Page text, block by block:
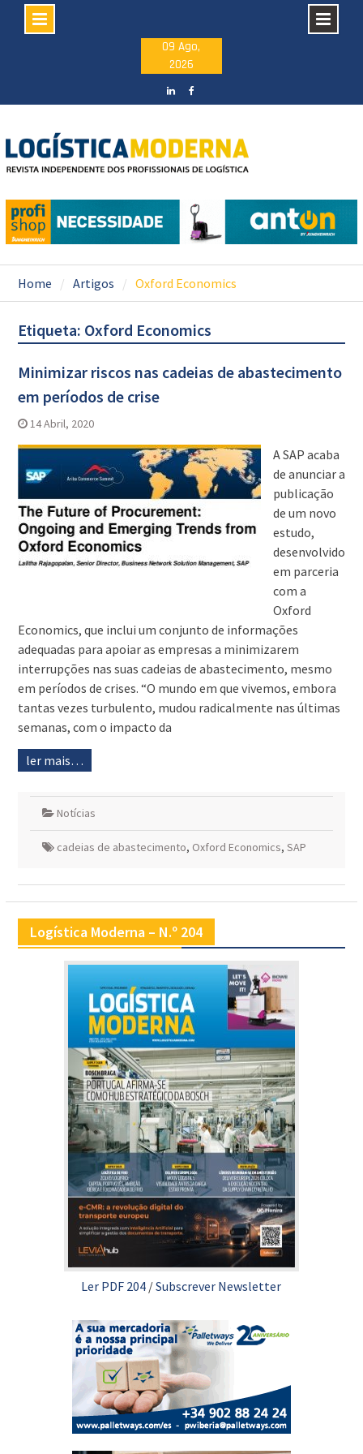
09 Ago,
2026
Home Artigos Oxford Economics
Etiqueta: Oxford Economics
Minimizar riscos nas cadeias de abastecimento
em períodos de crise
14 Abril, 2020
A SAP acaba
de anunciar a
publicação
de um novo
estudo,
desenvolvido
em parceria
com a
Oxford
Economics, que inclui um conjunto de informações
adequadas para apoiar as empresas a minimizarem
interrupções nas suas cadeias de abastecimento, mesmo
em períodos de crises. “O mundo em que vivemos, embora
tantas vezes turbulento, mudou radicalmente nas últimas
semanas, com o impacto da
ler mais…
Notícias
cadeias de abastecimento, Oxford Economics, SAP
Logística Moderna – N.º 204
Ler PDF 204 /Subscrever Newsletter